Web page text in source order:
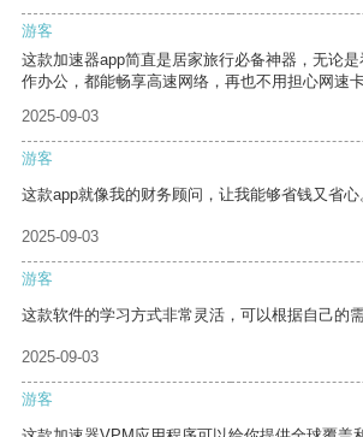
游客
这款加速器app简直是居家旅行必备神器，无论
作办公，都能畅享高速网络，再也不用担心网速卡
2025-09-03
游客
这款app就像我的财务顾问，让我能够省钱又省心
2025-09-03
游客
这款软件的学习方式非常灵活，可以根据自己的
2025-09-03
游客